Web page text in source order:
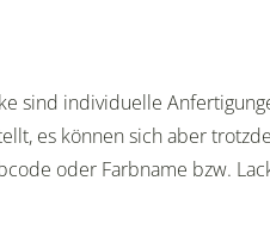
sind individuelle
es können sich aber
oder Farbname bzw.